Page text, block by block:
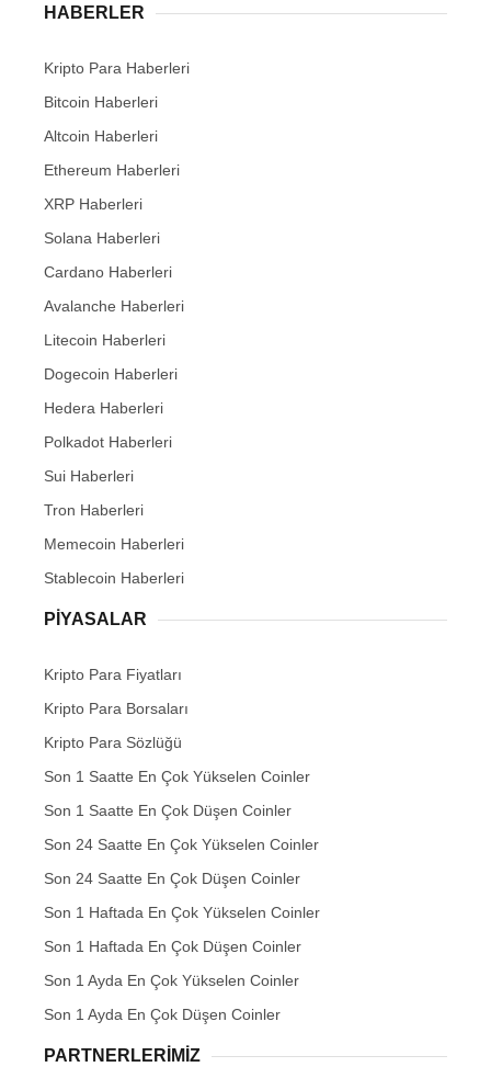
HABERLER
Kripto Para Haberleri
Bitcoin Haberleri
Altcoin Haberleri
Ethereum Haberleri
XRP Haberleri
Solana Haberleri
Cardano Haberleri
Avalanche Haberleri
Litecoin Haberleri
Dogecoin Haberleri
Hedera Haberleri
Polkadot Haberleri
Sui Haberleri
Tron Haberleri
Memecoin Haberleri
Stablecoin Haberleri
PIYASALAR
Kripto Para Fiyatları
Kripto Para Borsaları
Kripto Para Sözlüğü
Son 1 Saatte En Çok Yükselen Coinler
Son 1 Saatte En Çok Düşen Coinler
Son 24 Saatte En Çok Yükselen Coinler
Son 24 Saatte En Çok Düşen Coinler
Son 1 Haftada En Çok Yükselen Coinler
Son 1 Haftada En Çok Düşen Coinler
Son 1 Ayda En Çok Yükselen Coinler
Son 1 Ayda En Çok Düşen Coinler
PARTNERLERIMIZ